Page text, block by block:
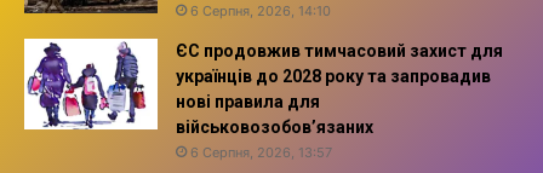
6 Серпня, 2026, 14:10
ЄС продовжив тимчасовий захист для
українців до 2028 року та запровадив
нові правила для
військовозобов’язаних
6 Серпня, 2026, 13:57